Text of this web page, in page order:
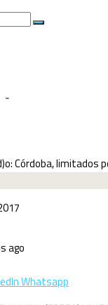
-
ago
Whatsapp